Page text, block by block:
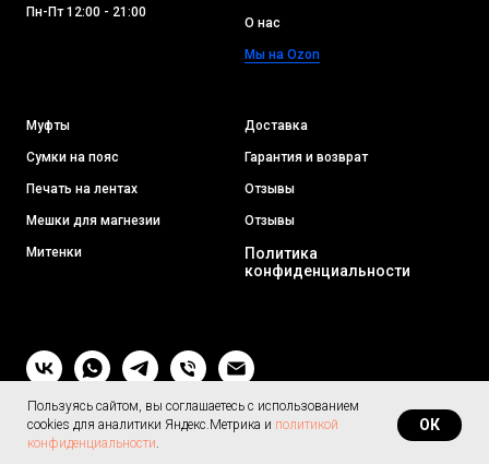
Пользуясь сайтом, вы соглашаетесь с использованием
cookies для аналитики Яндекс.Метрика и политикой
конфиденциальности.
ОК
Пн-Пт 12:00 - 21:00
О нас
Мы на Ozon
Муфты
Сумки на пояс
Печать на лентах
Мешки для магнезии
Митенки
Доставка
Гарантия и возврат
Отзывы
Отзывы
Политика
конфиденциальности